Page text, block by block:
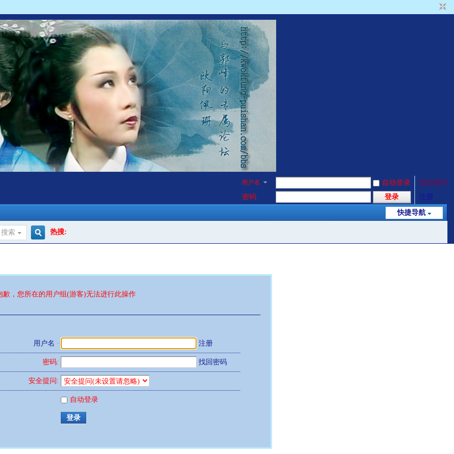
用户名 自动登录
找回密码
密码
登录
快捷导航
搜索
索
热搜:
歉，您所在的用户组(游客)无法进行此操作
用户名 注册
密码: 找回密码
安全提问:
自动登录
登录